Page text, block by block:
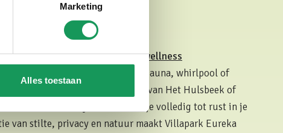
Marketing
Alles toestaan
in Twente? In onzewellness
een privé Finse sauna, infraroodsauna, whirlpool of
een wandeling door de bossen van Het Hulsbeek of
. Daarna kom je volledig tot rust in je
van stilte, privacy en natuur maakt Villapark Eureka